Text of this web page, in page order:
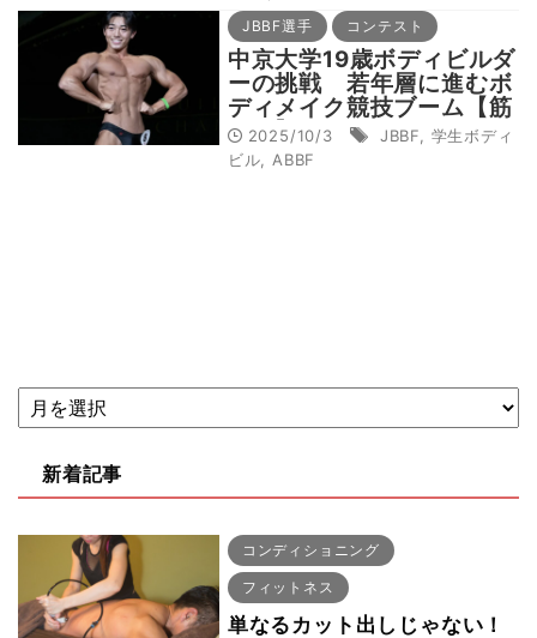
JBBF選手 コンテスト
中京大学19歳ボディビルダ
ーの挑戦 若年層に進むボ
ディメイク競技ブーム【筋
トレ】
2025/10/3 JBBF
学生ボディ
ビル
ABBF
新着記事
コンディショニング
フィットネス
単なるカット出しじゃない！